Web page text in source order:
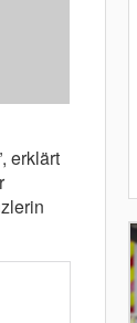
erklärt